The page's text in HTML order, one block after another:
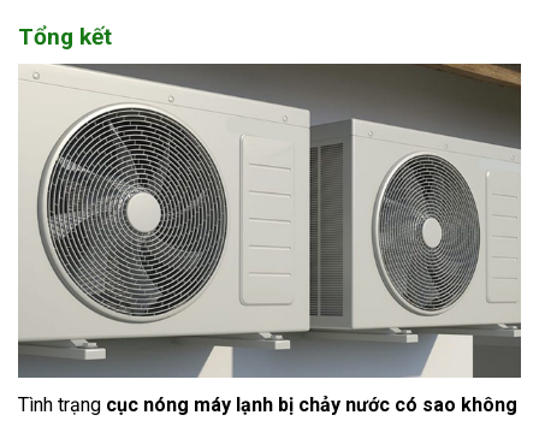
Tổng kết
Tình trạng cục nóng máy lạnh bị chảy nước có sao không